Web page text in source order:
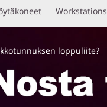
Workstations
loppuliite?